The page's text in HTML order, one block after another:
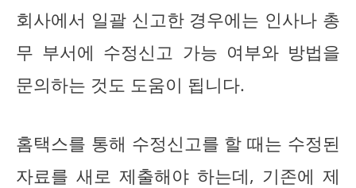
회사에서 일괄 신고한 경우에는 인사나 총
무 부서에 수정신고 가능 여부와 방법을
문의하는 것도 도움이 됩니다.
홈택스를 통해 수정신고를 할 때는 수정된
자료를 새로 제출해야 하는데, 기존에 제